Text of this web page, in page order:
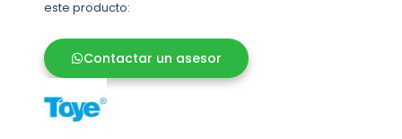
este producto:
Contactar un asesor